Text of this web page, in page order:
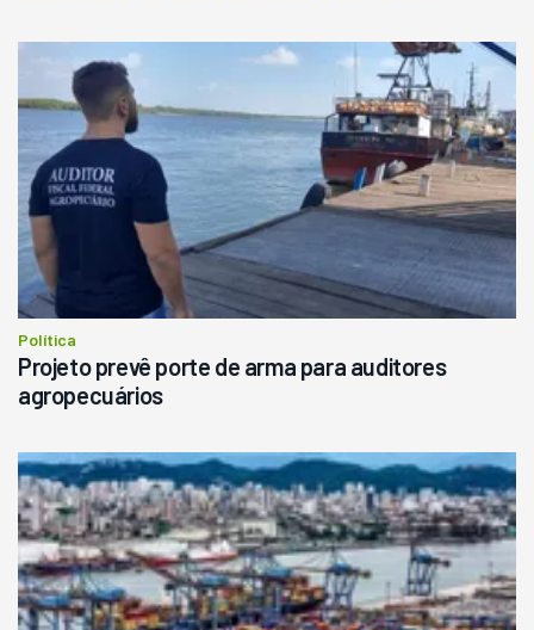
Política
Projeto prevê porte de arma para auditores
agropecuários